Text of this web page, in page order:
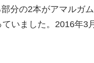
分の2本がアマルガム
いました。2016年3